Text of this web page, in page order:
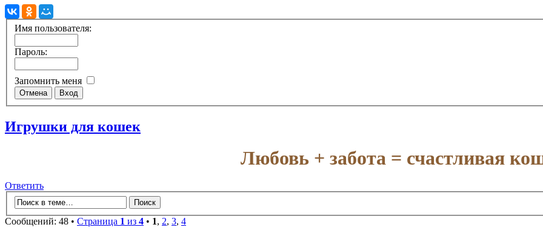
Имя пользователя:
Пароль:
Запомнить меня
Игрушки для кошек
Любовь + забота = счастливая
Ответить
Сообщений: 48 • Страница 1 из 4 • 1, 2, 3, 4